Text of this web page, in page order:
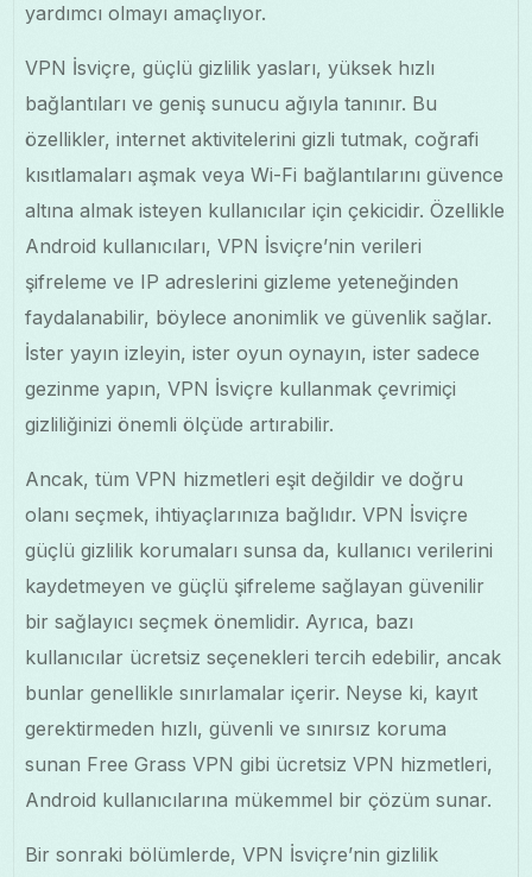
yardımcı olmayı amaçlıyor.
VPN İsviçre, güçlü gizlilik yasları, yüksek hızlı
bağlantıları ve geniş sunucu ağıyla tanınır. Bu
özellikler, internet aktivitelerini gizli tutmak, coğrafi
kısıtlamaları aşmak veya Wi-Fi bağlantılarını güvence
altına almak isteyen kullanıcılar için çekicidir. Özellikle
Android kullanıcıları, VPN İsviçre’nin verileri
şifreleme ve IP adreslerini gizleme yeteneğinden
faydalanabilir, böylece anonimlik ve güvenlik sağlar.
İster yayın izleyin, ister oyun oynayın, ister sadece
gezinme yapın, VPN İsviçre kullanmak çevrimiçi
gizliliğinizi önemli ölçüde artırabilir.
Ancak, tüm VPN hizmetleri eşit değildir ve doğru
olanı seçmek, ihtiyaçlarınıza bağlıdır. VPN İsviçre
güçlü gizlilik korumaları sunsa da, kullanıcı verilerini
kaydetmeyen ve güçlü şifreleme sağlayan güvenilir
bir sağlayıcı seçmek önemlidir. Ayrıca, bazı
kullanıcılar ücretsiz seçenekleri tercih edebilir, ancak
bunlar genellikle sınırlamalar içerir. Neyse ki, kayıt
gerektirmeden hızlı, güvenli ve sınırsız koruma
sunan Free Grass VPN gibi ücretsiz VPN hizmetleri,
Android kullanıcılarına mükemmel bir çözüm sunar.
Bir sonraki bölümlerde, VPN İsviçre’nin gizlilik